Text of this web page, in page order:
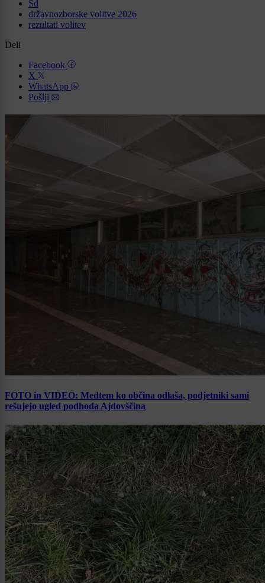
Sd
državnozborske volitve 2026
rezultati volitev
Deli
Facebook
X
WhatsApp
Pošlji
FOTO in VIDEO: Medtem ko občina odlaša, podjetniki sami
rešujejo ugled podhoda Ajdovščina